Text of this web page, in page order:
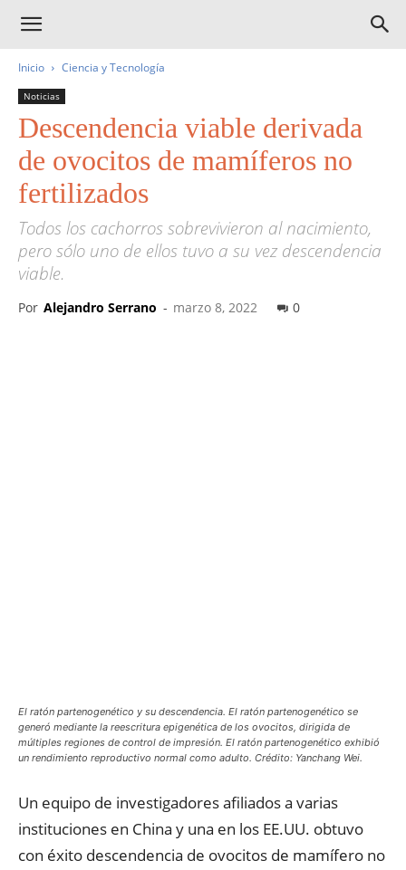
Inicio Ciencia y Tecnología
Noticias
Descendencia viable derivada
de ovocitos de mamíferos no
fertilizados
Todos los cachorros sobrevivieron al nacimiento,
pero sólo uno de ellos tuvo a su vez descendencia
viable.
Por Alejandro Serrano - marzo 8, 2022 0
El ratón partenogenético y su descendencia. El ratón partenogenético se
generó mediante la reescritura epigenética de los ovocitos, dirigida de
múltiples regiones de control de impresión. El ratón partenogenético exhibió
un rendimiento reproductivo normal como adulto. Crédito: Yanchang Wei.
Un equipo de investigadores afiliados a varias
instituciones en China y una en los EE.UU. obtuvo
con éxito descendencia de ovocitos de mamífero no